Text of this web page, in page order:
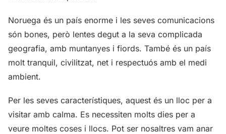
Noruega és un país enorme i les seves comunicacions
són bones, però lentes degut a la seva complicada
geografia, amb muntanyes i fiords. També és un país
molt tranquil, civilitzat, net i respectuós amb el medi
ambient.
Per les seves característiques, aquest és un lloc per a
visitar amb calma. Es necessiten molts dies per a
veure moltes coses i llocs. Pot ser nosaltres vam anar